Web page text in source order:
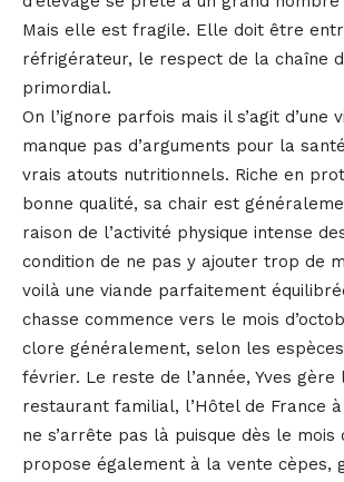
Mais elle est fragile. Elle doit être
réfrigérateur, le respect de la chaîne
primordial.
On l’ignore parfois mais il s’agit d’une
manque pas d’arguments pour la
vrais atouts nutritionnels. Riche en
bonne qualité, sa chair est
raison de l’activité physique intense
condition de ne pas y ajouter trop de
voilà une viande parfaitement
chasse commence vers le mois
clore généralement, selon les
février. Le reste de l’année, Yves gère
restaurant familial, l’Hôtel de France
ne s’arrête pas là puisque dès le
propose également à la vente cèpes,